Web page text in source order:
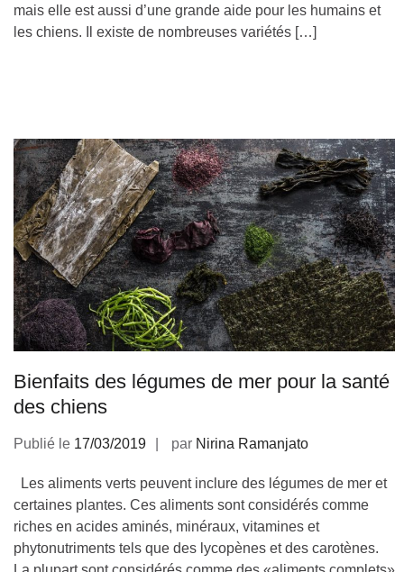
mais elle est aussi d’une grande aide pour les humains et
les chiens. Il existe de nombreuses variétés […]
Bienfaits des légumes de mer pour la santé
des chiens
Publié le 17/03/2019 par Nirina Ramanjato
Les aliments verts peuvent inclure des légumes de mer et
certaines plantes. Ces aliments sont considérés comme
riches en acides aminés, minéraux, vitamines et
phytonutriments tels que des lycopènes et des carotènes.